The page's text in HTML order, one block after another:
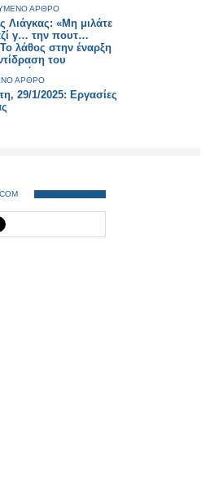
ΑΡΘΡΟ
Λιάγκας: «Μη μιλάτε
γ… την πουτ…
λάθος στην έναρξη
του
ΑΡΘΡΟ
29/1/2025: Εργασίες